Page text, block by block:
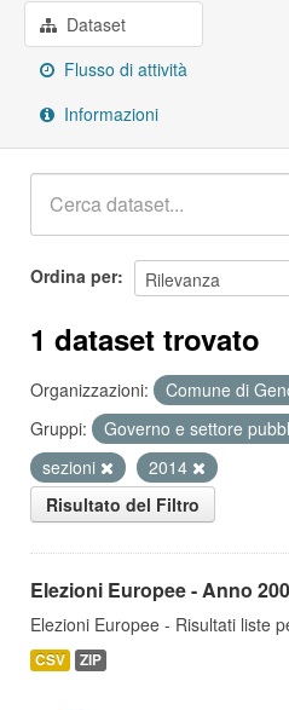
Dataset
Flusso di attività
Informazioni
Ordina per
1 dataset trovato
Organizzazioni:
Comune di
Gruppi:
Governo e settore
sezioni
2014
Risultato del Filtro
Elezioni Europee - Anno
Elezioni Europee - Risultati liste
CSV ZIP